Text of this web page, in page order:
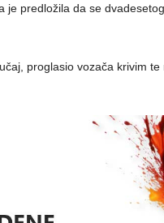
je predložila da se
proglasio vozača krivim